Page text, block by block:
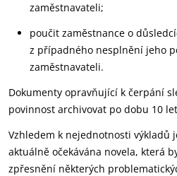
zaměstnavateli;
poučit zaměstnance o
z případného nesplnění jeho
zaměstnavateli.
Dokumenty opravňující k čerpání
povinnost archivovat po dobu 10
Vzhledem k nejednotnosti výkladů
aktuálně očekávána novela, která
zpřesnění některých